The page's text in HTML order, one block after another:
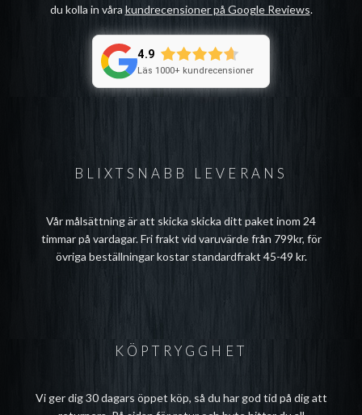
BLIXTSNABB LEVERANS
Vår målsättning är att skicka skicka ditt paket inom 24
timmar på vardagar. Fri frakt vid varuvärde från 799kr, för
övriga beställningar kostar standardfrakt 45-49 kr.
du kolla in våra kundrecensioner på Google Reviews.
4.9
Läs 1000+ kundrecensioner
KÖPTRYGGHET
Vi ger dig 30 dagars öppet köp, så du har god tid på dig att